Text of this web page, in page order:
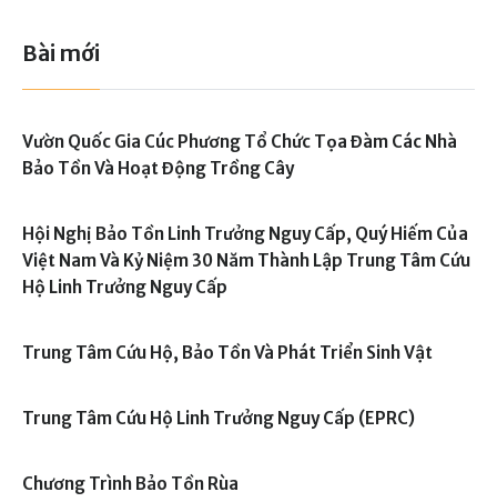
Bài mới
Vườn Quốc Gia Cúc Phương Tổ Chức Tọa Đàm Các Nhà
Bảo Tồn Và Hoạt Động Trồng Cây
Hội Nghị Bảo Tồn Linh Trưởng Nguy Cấp, Quý Hiếm Của
Việt Nam Và Kỷ Niệm 30 Năm Thành Lập Trung Tâm Cứu
Hộ Linh Trưởng Nguy Cấp
Trung Tâm Cứu Hộ, Bảo Tồn Và Phát Triển Sinh Vật
Trung Tâm Cứu Hộ Linh Trưởng Nguy Cấp (EPRC)
Chương Trình Bảo Tồn Rùa